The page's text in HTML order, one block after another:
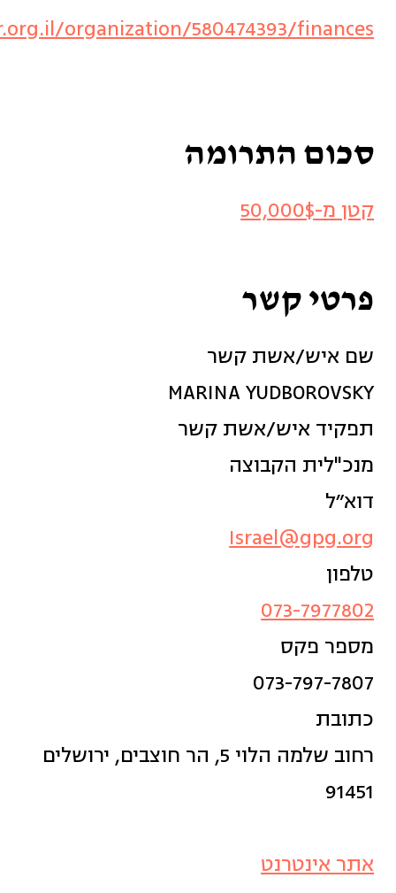
organization/580474393/finances
סכום התרומה
קטן מ-50,000$
פרטי קשר
שם איש/אשת קשר
MARINA YUDBOROVSKY
תפקיד איש/אשת קשר
מנכ"לית הקבוצה
דוא״ל
Israel@gpg.org
טלפון
073-7977802
מספר פקס
073-797-7807
כתובת
רחוב שלמה הלוי 5, הר חוצבים, ירושלים
91451
אתר אינטרנט